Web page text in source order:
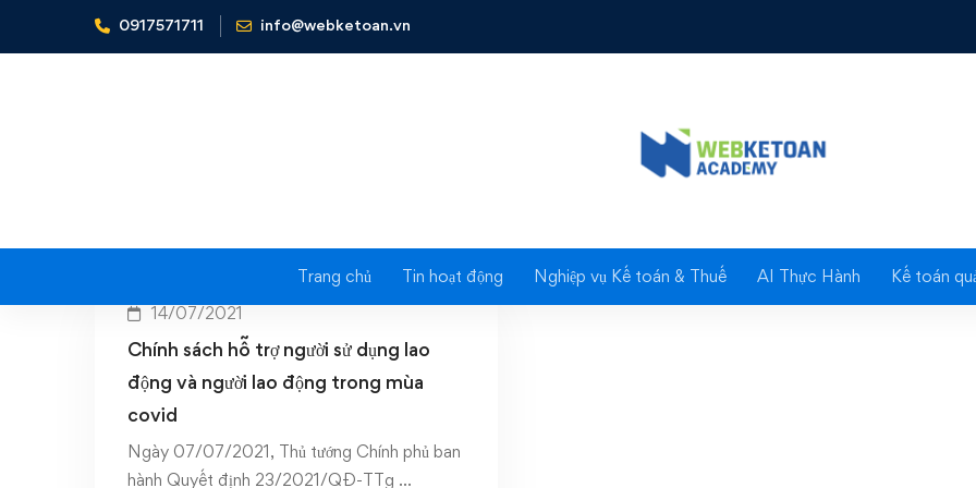
0917571711 info@webketoan.vn
Trang chủ Tin hoạt động Nghiệp vụ Kế toán & Thuế AI Thực Hành Kế toán
Home chính sách hỗ trợ mùa covid
14/07/2021
Chính sách hỗ trợ người sử dụng lao
động và người lao động trong mùa
covid
Ngày 07/07/2021, Thủ tướng Chính phủ ban
hành Quyết định 23/2021/QĐ-TTg …